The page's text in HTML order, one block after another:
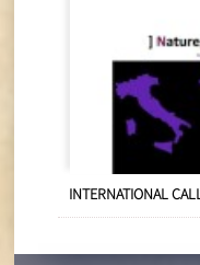
INTERNATIONAL